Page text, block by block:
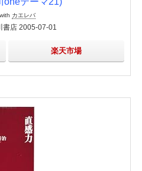
カエレバ
書店 2005-07-01
楽天市場